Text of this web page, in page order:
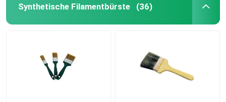
Synthetische Filamentbürste (36)